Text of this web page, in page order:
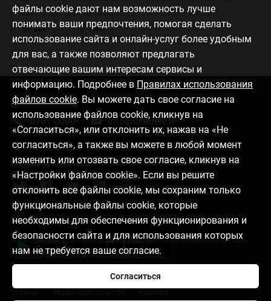
Да Нет
файлы cookie дают нам возможность лучше
понимать ваши предпочтения, помогая сделать
использование сайта и онлайн-услуг более удобным
для вас, а также позволяют предлагать
отвечающие вашим интересам сервисы и
информацию. Подробнее в Правилах использования
файлов cookie. Вы можете дать свое согласие на
использование файлов cookie, кликнув на
«Согласиться», или отклонить их, нажав на «Не
согласиться», а также вы можете в любой момент
изменить или отозвать свое согласие, кликнув на
«Настройки файлов cookie». Если вы решите
отклонить все файлы cookie, мы сохраним только
функциональные файлы cookie, которые
необходимы для обеспечения функционирования и
безопасности сайта и для использования которых
нам не требуется ваше согласие.
Согласиться
Связаться с нами
6701 0000 info@citadele.lv
Следите за новостями
Установить приложение